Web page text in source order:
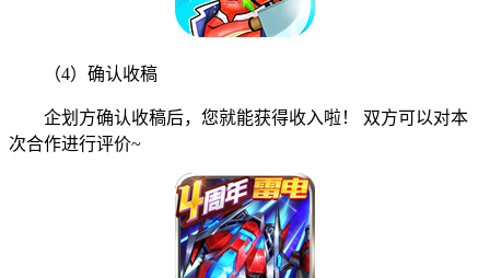
（4）确认收稿
企划方确认收稿后，您就能获得收入啦！ 双方可以对本
次合作进行评价~